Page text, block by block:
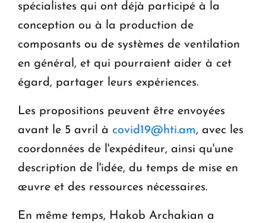
spécialistes qui ont déjà participé à la
conception ou à la production de
composants ou de systèmes de ventilation
en général, et qui pourraient aider à cet
égard, partager leurs expériences.
Les propositions peuvent être envoyées
avant le 5 avril à covid19@hti.am, avec les
coordonnées de l'expéditeur, ainsi qu'une
description de l'idée, du temps de mise en
œuvre et des ressources nécessaires.
En même temps, Hakob Archakian a